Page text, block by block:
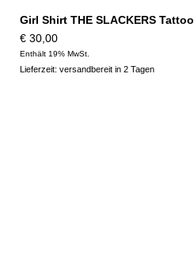
Girl Shirt THE SLACKERS Tattoo
€30,00
Enthält 19% MwSt.
Lieferzeit: versandbereit in 2 Tagen